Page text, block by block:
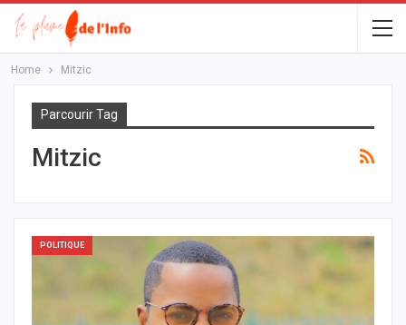
Home Mitzic
Parcourir Tag
Mitzic
POLITIQUE